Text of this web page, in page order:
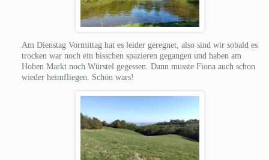
Am Dienstag Vormittag hat es leider geregnet, also sind wir sobald es
trocken war noch ein bisschen spazieren gegangen und haben am
Hohen Markt noch Würstel gegessen. Dann musste Fiona auch schon
wieder heimfliegen. Schön wars!